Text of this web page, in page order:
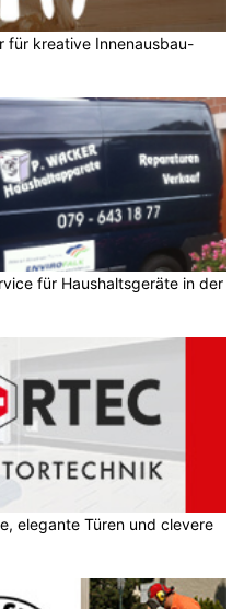
für kreative Innenausbau-
für Haushaltsgeräte in der
elegante Türen und clevere